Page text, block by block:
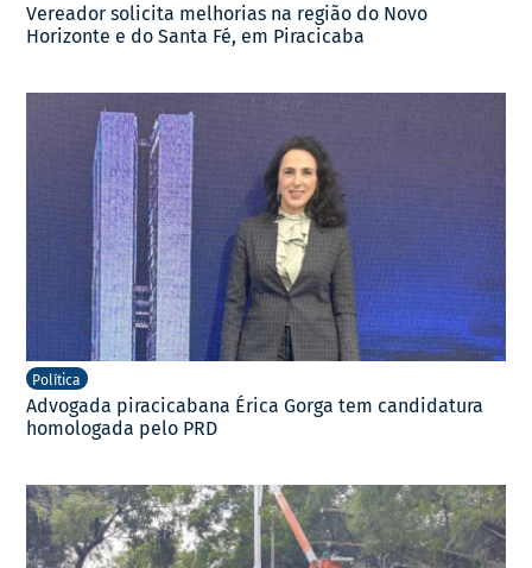
Vereador solicita melhorias na região do Novo
Horizonte e do Santa Fé, em Piracicaba
Política
Advogada piracicabana Érica Gorga tem candidatura
homologada pelo PRD